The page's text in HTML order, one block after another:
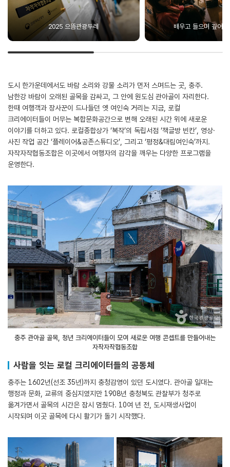
2025 으뜸관광두레 배우고 들으며 깊어
도시 한가운데에서도 바람 소리와 강물 소리가 먼저 스며드는 곳, 충주.
남한강 바람이 오래된 골목을 감싸고, 그 안에 원도심 관아골이 자리한다.
한때 여행객과 장사꾼이 드나들던 옛 여인숙 거리는 지금, 로컬
크리에이터들이 머무는 복합문화공간으로 변해 오래된 시간 위에 새로운
이야기를 더하고 있다. 로컬종합상가 ‘복작’의 독립서점 ‘책글방 빈칸’, 영상·
사진 작업 공간 ‘플레이어&공존스튜디오’, 그리고 ‘평정&대림여인숙’까지.
자작자작협동조합은 이곳에서 여행자의 감각을 깨우는 다양한 프로그램을
운영한다.
충주 관아골 골목, 청년 크리에이터들이 모여 새로운 여행 콘셉트를 만들어내는
자작자작협동조합
사람을 잇는 로컬 크리에이터들의 공동체
충주는 1602년(선조 35년)까지 충청감영이 있던 도시였다. 관아골 일대는
행정과 문화, 교류의 중심지였지만 1908년 충청북도 관찰부가 청주로
옮겨가면서 골목의 시간은 잠시 멈췄다. 10여 년 전, 도시재생사업이
시작되며 이곳 골목에 다시 활기가 돌기 시작했다.